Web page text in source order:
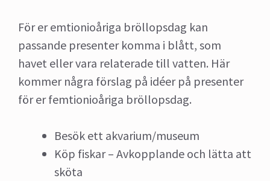
För er emtionioåriga bröllopsdag kan
passande presenter komma i blått, som
havet eller vara relaterade till vatten. Här
kommer några förslag på idéer på presenter
för er femtionioåriga bröllopsdag.
Besök ett akvarium/museum
Köp fiskar – Avkopplande och lätta att
sköta